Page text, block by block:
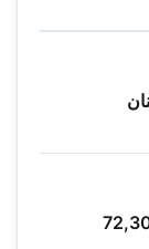
الشهداء في قطاع غزة إلى 72,302